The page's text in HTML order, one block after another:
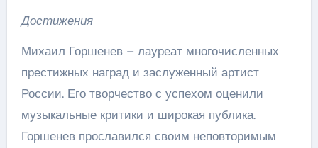
Достижения
Михаил Горшенев – лауреат многочисленных
престижных наград и заслуженный артист
России. Его творчество с успехом оценили
музыкальные критики и широкая публика.
Горшенев прославился своим неповторимым